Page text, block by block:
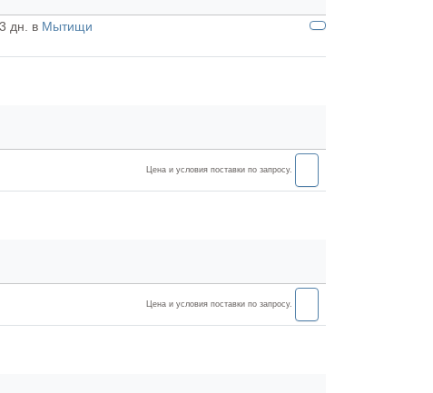
3 дн. в Мытищи
Цена и условия поставки по запросу.
Цена и условия поставки по запросу.